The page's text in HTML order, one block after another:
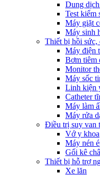
Dung
Test kiểm
Máy giặt
Máy sinh
Thiết bị hồi sức,
Máy điện
Bơm tiêm
Monitor
Máy sốc
Linh kiện
Catheter
Máy làm
Máy rửa
Điều trị suy van
Vớ y khoa
Máy nén
Gối kê
Thiết bị hỗ trợ
Xe lăn